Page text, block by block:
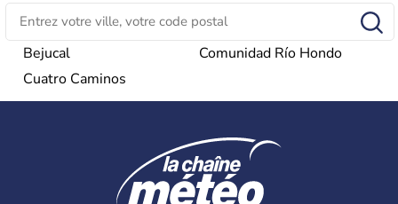
Bejucal
Comunidad Río Hondo
Cuatro Caminos